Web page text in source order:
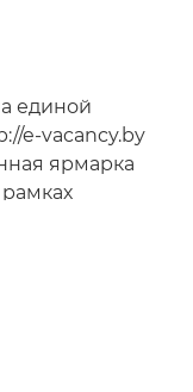
единой
e-vacancy.by
ярмарка
на
времени.**